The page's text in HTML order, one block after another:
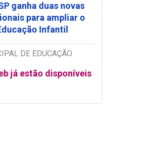
ganha duas novas
para ampliar o
Infantil
DE EDUCAÇÃO
já estão disponíveis